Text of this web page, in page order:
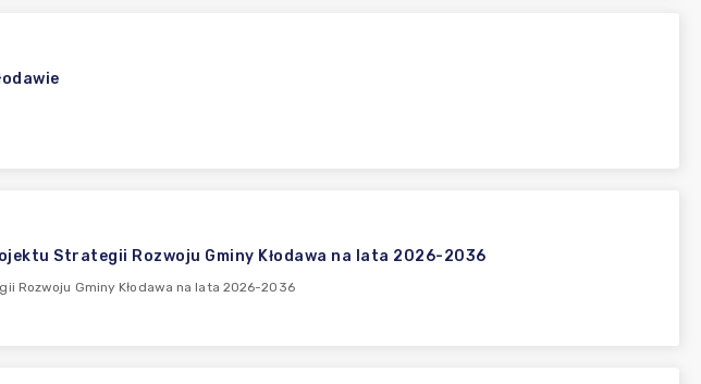
Strategii Rozwoju Gminy Kłodawa na lata 2026-2036
Rozwoju Gminy Kłodawa na lata 2026-2036